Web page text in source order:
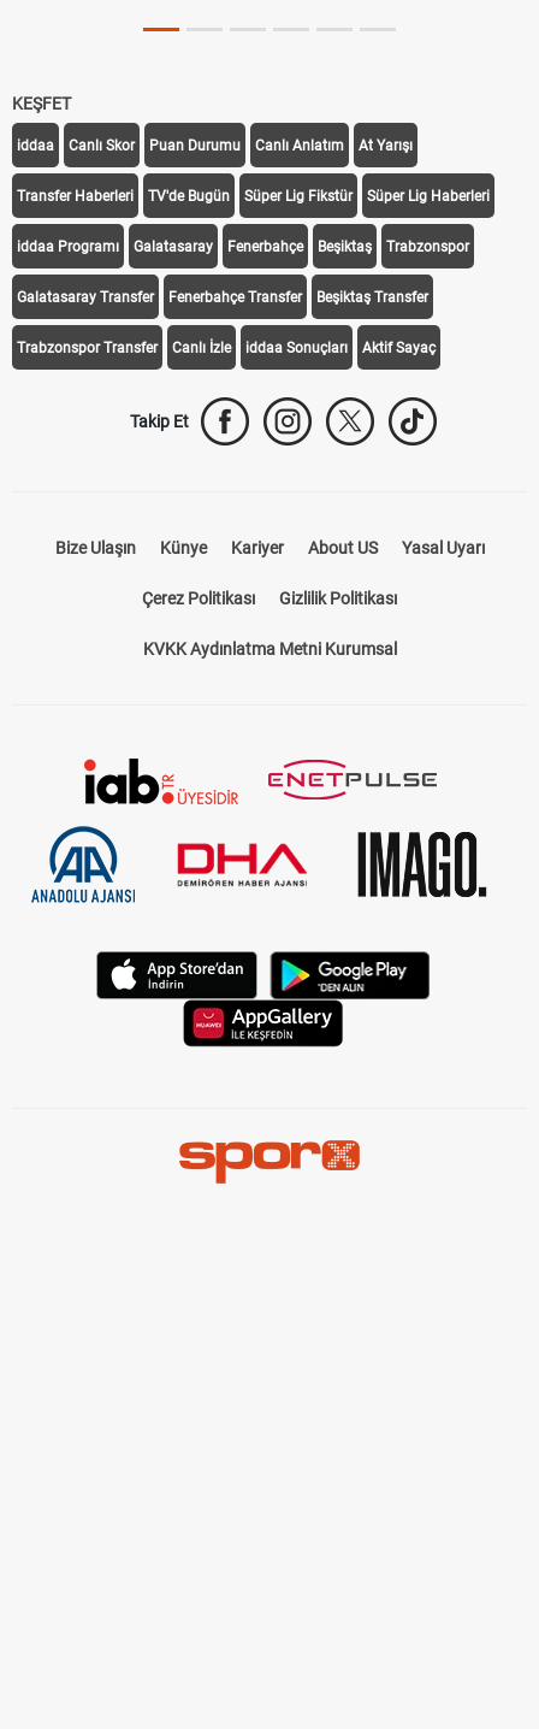
KEŞFET
iddaa Canlı Skor Puan Durumu Canlı Anlatım At Yarışı
Transfer Haberleri TV'de Bugün Süper Lig Fikstür Süper Lig Haberleri
iddaa Programı Galatasaray Fenerbahçe Beşiktaş Trabzonspor
Galatasaray Transfer Fenerbahçe Transfer Beşiktaş Transfer
Trabzonspor Transfer Canlı İzle iddaa Sonuçları Aktif Sayaç
Takip Et
Bize Ulaşın Künye Kariyer About US Yasal Uyarı
Çerez Politikası Gizlilik Politikası
KVKK Aydınlatma Metni Kurumsal